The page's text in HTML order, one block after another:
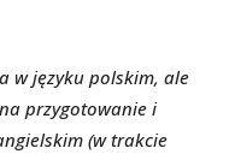
w języku polskim, ale
przygotowanie i
(w trakcie